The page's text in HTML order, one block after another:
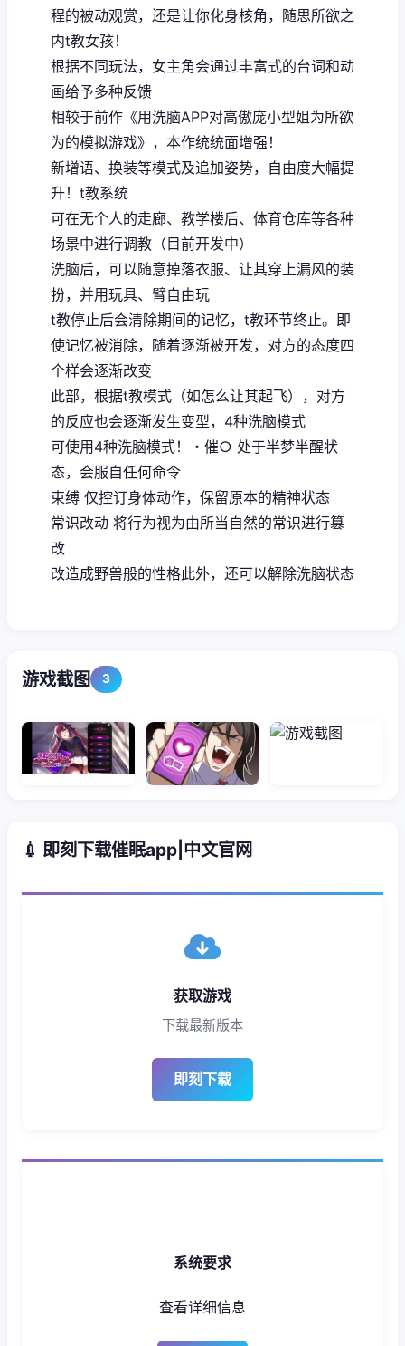
程的被动观赏，还是让你化身核角，随思所欲之
内t教女孩！
根据不同玩法，女主角会通过丰富式的台词和动
画给予多种反馈
相较于前作《用洗脑APP对高傲庞小型姐为所欲
为的模拟游戏》，本作统统面增强！
新增语、换装等模式及追加姿势，自由度大幅提
升！t教系统
可在无个人的走廊、教学楼后、体育仓库等各种
场景中进行调教（目前开发中）
洗脑后，可以随意掉落衣服、让其穿上漏风的装
扮，并用玩具、臂自由玩
t教停止后会清除期间的记忆，t教环节终止。即
使记忆被消除，随着逐渐被开发，对方的态度四
个样会逐渐改变
此部，根据t教模式（如怎么让其起飞），对方
的反应也会逐渐发生变型，4种洗脑模式
可使用4种洗脑模式！・催○ 处于半梦半醒状
态，会服自任何命令
束缚 仅控订身体动作，保留原本的精神状态
常识改动 将行为视为由所当自然的常识进行篡
改
改造成野兽般的性格此外，还可以解除洗脑状态
游戏截图 3
💉 即刻下载催眠app|中文官网
获取游戏
下载最新版本
即刻下载
系统要求
查看详细信息